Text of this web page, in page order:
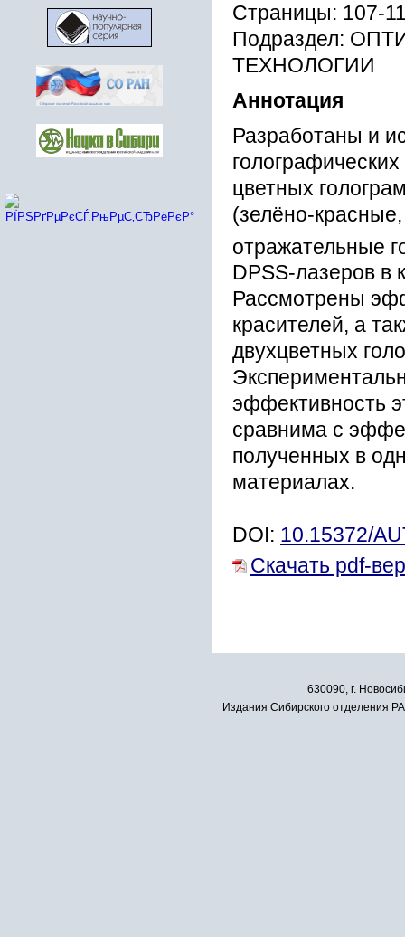
Страницы: 107-
Подраздел:
ТЕХНОЛОГИИ
Аннотация
Разработаны и
цветных
(зелёно-
отражательные
DPSS-лазеров в
Рассмотрены
красителей, а
двухцветных
эффективность
сравнима с
полученных в
материалах.
DOI: 10.15372/
Скачать pdf-
630090, г.
Издания Сибирского отделения